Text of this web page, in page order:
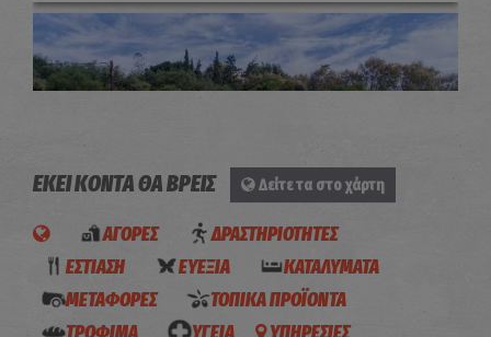
Ναός Εύρεσης
ΒΥΖΑΝΤΙΟ
ΕΚΕΙ ΚΟΝΤΑ ΘΑ ΒΡΕΙΣ Δείτε τα στο χάρτη
ΑΓΟΡΕΣ
ΔΡΑΣΤΗΡΙΟΤΗΤΕΣ
ΕΣΤΙΑΣΗ
ΕΥΕΞΙΑ
ΚΑΤΑΛΥΜΑΤΑ
ΜΕΤΑΦΟΡΕΣ
ΤΟΠΙΚΑ ΠΡΟΪΟΝΤΑ
ATHINA
“Spiros
RENT A